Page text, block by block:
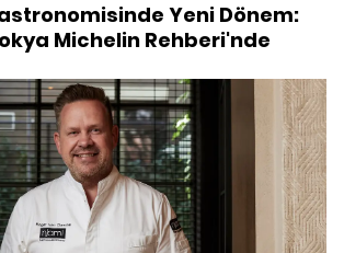
Yeni Dönem:
Michelin Rehberi'nde